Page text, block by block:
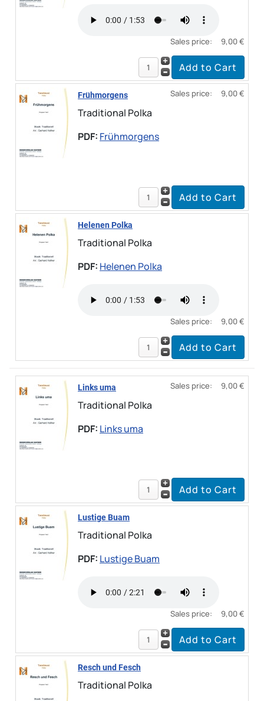
Sales price: 9,00 €
Frühmorgens
Traditional Polka
PDF: Frühmorgens
Sales price: 9,00 €
Helenen Polka
Traditional Polka
PDF: Helenen Polka
Sales price: 9,00 €
Links uma
Traditional Polka
PDF: Links uma
Sales price: 9,00 €
Lustige Buam
Traditional Polka
PDF: Lustige Buam
Sales price: 9,00 €
Resch und Fesch
Traditional Polka